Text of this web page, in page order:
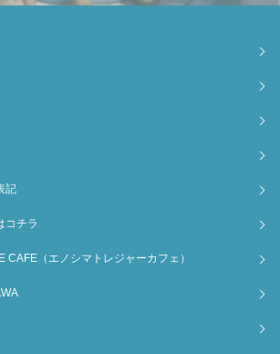
記
コチラ
CAFE（エノシマトレジャーカフェ）